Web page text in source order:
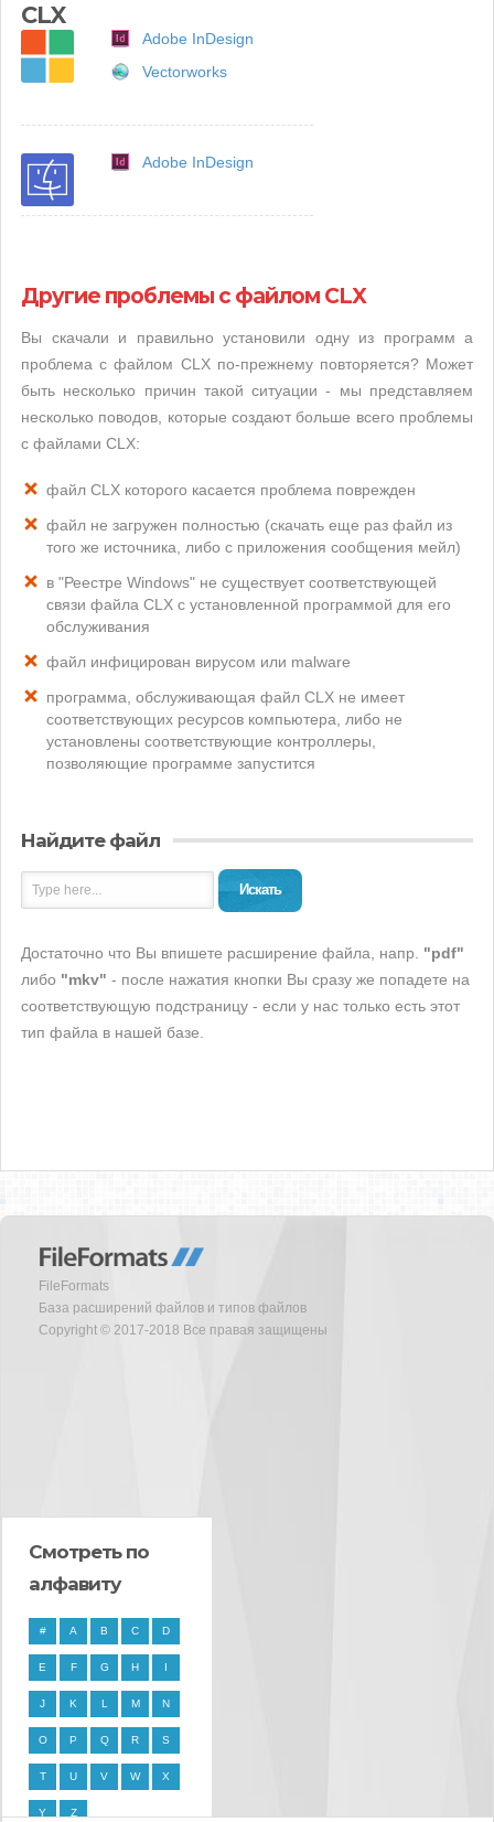
CLX
Adobe InDesign
Vectorworks
Adobe InDesign
Другие проблемы с файлом CLX
Вы скачали и правильно установили одну из программ а
проблема с файлом CLX по-прежнему повторяется? Может
быть несколько причин такой ситуации - мы представляем
несколько поводов, которые создают больше всего проблемы
с файлами CLX:
файл CLX которого касается проблема поврежден
файл не загружен полностью (скачать еще раз файл из
того же источника, либо с приложения сообщения мейл)
в "Реестре Windows" не существует соответствующей
связи файла CLX с установленной программой для его
обслуживания
файл инфицирован вирусом или malware
программа, обслуживающая файл CLX не имеет
соответствующих ресурсов компьютера, либо не
установлены соответствующие контроллеры,
позволяющие программе запустится
Найдите файл
Искать
Достаточно что Вы впишете расширение файла, напр. "pdf"
либо "mkv" - после нажатия кнопки Вы сразу же попадете на
соответствующую подстраницу - если у нас только есть этот
тип файла в нашей базе.
FileFormats
База расширений файлов и типов файлов
Copyright © 2017-2018 Все правая защищены
Смотреть по
алфавиту
# A B C D
E F G H I
J K L M N
O P Q R S
T U V W X
Y Z